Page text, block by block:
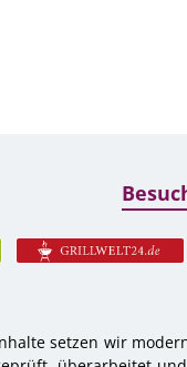
setzen wir